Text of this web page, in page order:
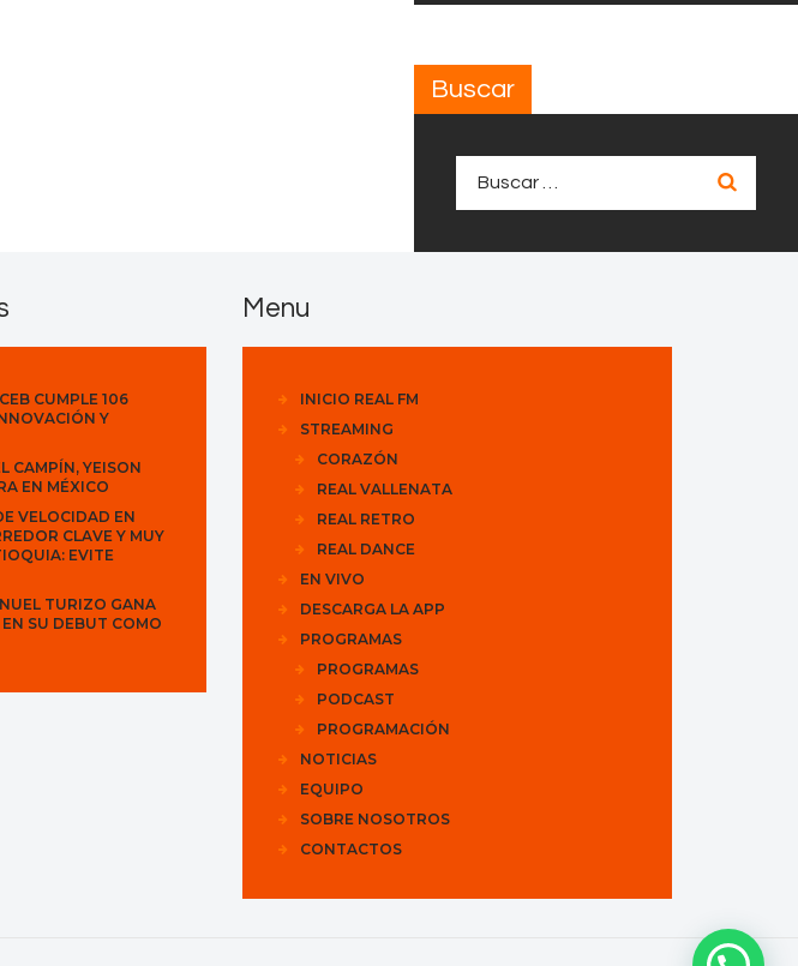
Buscar
CUMPLE 106
Y
CAMPÍN, YEISON
EN MÉXICO
VELOCIDAD EN
CLAVE Y MUY
EVITE
TURIZO GANA
SU DEBUT COMO
Menu
INICIO REAL FM
STREAMING
CORAZÓN
REAL VALLENATA
REAL RETRO
REAL DANCE
EN VIVO
DESCARGA LA APP
PROGRAMAS
PROGRAMAS
PODCAST
PROGRAMACIÓN
NOTICIAS
EQUIPO
SOBRE NOSOTROS
CONTACTOS